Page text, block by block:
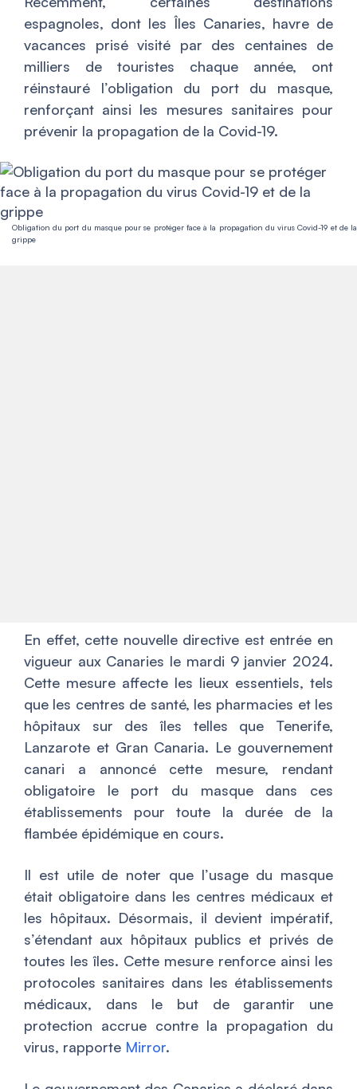
espagnoles, dont les Îles Canaries, havre de
vacances prisé visité par des centaines de
milliers de touristes chaque année, ont
réinstauré l’obligation du port du masque,
renforçant ainsi les mesures sanitaires pour
prévenir la propagation de la Covid-19.
Obligation du port du masque pour se protéger face à la propagation du virus Covid-19 et de la
grippe
En effet, cette nouvelle directive est entrée en
vigueur aux Canaries le mardi 9 janvier 2024.
Cette mesure affecte les lieux essentiels, tels
que les centres de santé, les pharmacies et les
hôpitaux sur des îles telles que Tenerife,
Lanzarote et Gran Canaria. Le gouvernement
canari a annoncé cette mesure, rendant
obligatoire le port du masque dans ces
établissements pour toute la durée de la
flambée épidémique en cours.
Il est utile de noter que l’usage du masque
était obligatoire dans les centres médicaux et
les hôpitaux. Désormais, il devient impératif,
s’étendant aux hôpitaux publics et privés de
toutes les îles. Cette mesure renforce ainsi les
protocoles sanitaires dans les établissements
médicaux, dans le but de garantir une
protection accrue contre la propagation du
virus, rapporte Mirror.